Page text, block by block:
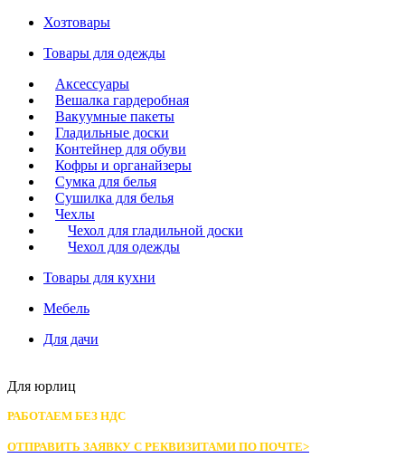
Хозтовары
Товары для одежды
Аксессуары
Вешалка гардеробная
Вакуумные пакеты
Гладильные доски
Контейнер для обуви
Кофры и органайзеры
Сумка для белья
Сушилка для белья
Чехлы
Чехол для гладильной доски
Чехол для одежды
Товары для кухни
Мебель
Для дачи
Для юрлиц
РАБОТАЕМ БЕЗ НДС
ОТПРАВИТЬ ЗАЯВКУ С РЕКВИЗИТАМИ ПО ПОЧТЕ>